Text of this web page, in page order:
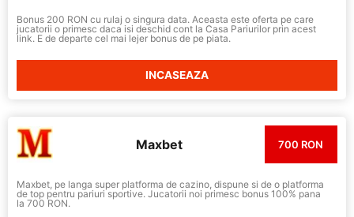
Bonus 200 RON cu rulaj o singura data. Aceasta este oferta pe care
jucatorii o primesc daca isi deschid cont la Casa Pariurilor prin acest
link. E de departe cel mai lejer bonus de pe piata.
INCASEAZA
Maxbet 700 RON
Maxbet, pe langa super platforma de cazino, dispune si de o platforma
de top pentru pariuri sportive. Jucatorii noi primesc bonus 100% pana
la 700 RON.